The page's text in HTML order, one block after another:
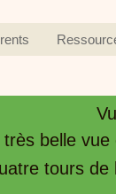
belle
tours